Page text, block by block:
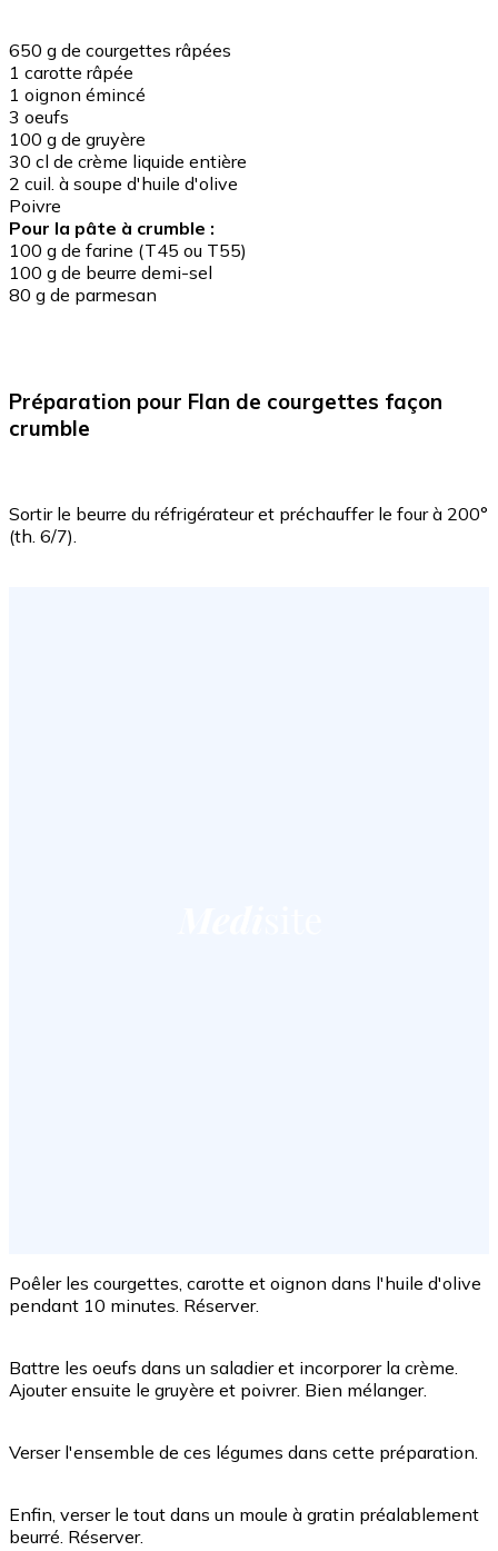
650 g de courgettes râpées
1 carotte râpée
1 oignon émincé
3 oeufs
100 g de gruyère
30 cl de crème liquide entière
2 cuil. à soupe d'huile d'olive
Poivre
Pour la pâte à crumble :
100 g de farine (T45 ou T55)
100 g de beurre demi-sel
80 g de parmesan
Préparation pour Flan de courgettes façon
crumble
Sortir le beurre du réfrigérateur et préchauffer le four à 200°
(th. 6/7).
Poêler les courgettes, carotte et oignon dans l'huile d'olive
pendant 10 minutes. Réserver.
Battre les oeufs dans un saladier et incorporer la crème.
Ajouter ensuite le gruyère et poivrer. Bien mélanger.
Verser l'ensemble de ces légumes dans cette préparation.
Enfin, verser le tout dans un moule à gratin préalablement
beurré. Réserver.